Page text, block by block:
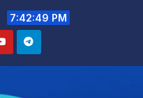
7:42:51 PM